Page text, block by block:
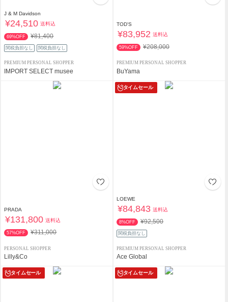
J & M Davidson
¥24,510 送料込
69%OFF ¥81,400
関税負担なし 関税負担なし
PREMIUM PERSONAL SHOPPER
IMPORT SELECT musee
TOD'S
¥83,952 送料込
59%OFF ¥208,000
PREMIUM PERSONAL SHOPPER
BuYama
PRADA
¥131,800 送料込
57%OFF ¥311,000
PERSONAL SHOPPER
Lilly&Co
タイムセール
LOEWE
¥84,843 送料込
8%OFF ¥92,500
関税負担なし
PREMIUM PERSONAL SHOPPER
Ace Global
タイムセール タイムセール